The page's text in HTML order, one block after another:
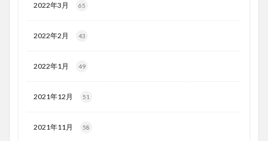
2022年3月 65
2022年2月 43
2022年1月 49
2021年12月 51
2021年11月 58